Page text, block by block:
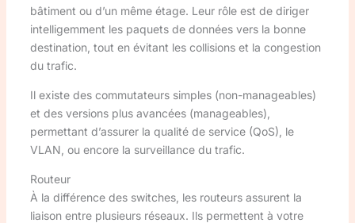
bâtiment ou d’un même étage. Leur rôle est de diriger
intelligemment les paquets de données vers la bonne
destination, tout en évitant les collisions et la congestion
du trafic.
Il existe des commutateurs simples (non-manageables)
et des versions plus avancées (manageables),
permettant d’assurer la qualité de service (QoS), le
VLAN, ou encore la surveillance du trafic.
Routeur
À la différence des switches, les routeurs assurent la
liaison entre plusieurs réseaux. Ils permettent à votre